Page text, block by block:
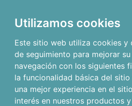
Utilizamos cookies
Este sitio web utiliza cookies y
de seguimiento para mejorar
navegación con los siguientes
la funcionalidad básica del sitio
una mejor experiencia en el
interés en nuestros productos